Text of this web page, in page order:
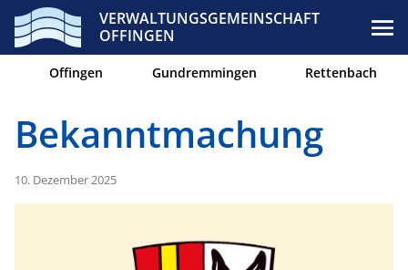
VERWALTUNGSGEMEINSCHAFT
OFFINGEN
Offingen Gundremmingen Rettenbach
Bekanntmachung
10. Dezember 2025